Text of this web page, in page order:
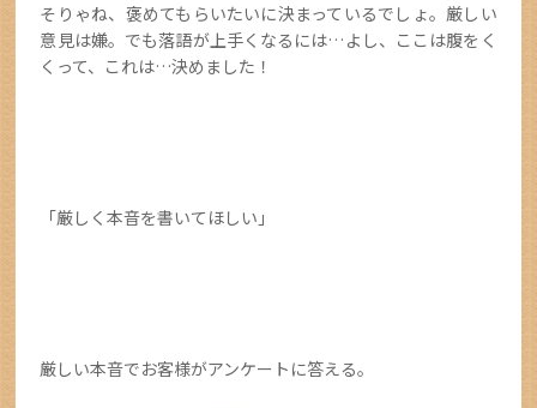
そりゃね、褒めてもらいたいに決まっているでしょ。厳しい
意見は嫌。でも落語が上手くなるには…よし、ここは腹をく
くって、これは…決めました！
「厳しく本音を書いてほしい」
厳しい本音でお客様がアンケートに答える。